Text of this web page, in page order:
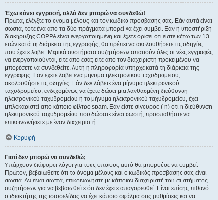
Έχω κάνει εγγραφή, αλλά δεν μπορώ να συνδεθώ!
Πρώτα, ελέγξτε το όνομα μέλους και τον κωδικό πρόσβασής σας. Εάν αυτά είναι
σωστά, τότε ένα από τα δύο πράγματα μπορεί να έχει συμβεί. Εάν η υποστήριξη
διακήρυξης COPPA είναι ενεργοποιημένη και έχετε ορίσει ότι είστε κάτω των 13
ετών κατά τη διάρκεια της εγγραφής, θα πρέπει να ακολουθήσετε τις οδηγίες
που έχετε λάβει. Μερικά συστήματα συζητήσεων απαιτούν όλες οι νέες εγγραφές
να ενεργοποιούνται, είτε από εσάς είτε από τον διαχειριστή προκειμένου να
μπορέσετε να συνδεθείτε. Αυτή η πληροφορία υπήρχε κατά τη διάρκεια της
εγγραφής. Εάν έχετε λάβει ένα μήνυμα ηλεκτρονικού ταχυδρομείου,
ακολουθήστε τις οδηγίες. Εάν δεν λάβετε ένα μήνυμα ηλεκτρονικού
ταχυδρομείου, ενδεχομένως να έχετε δώσει μια λανθασμένη διεύθυνση
ηλεκτρονικού ταχυδρομείου ή το μήνυμα ηλεκτρονικού ταχυδρομείου, έχει
μπλοκαριστεί από κάποιο φίλτρο spam. Εάν είστε σίγουρος (-η) ότι η διεύθυνση
ηλεκτρονικού ταχυδρομείου που δώσατε είναι σωστή, προσπαθήστε να
επικοινωνήσετε με έναν διαχειριστή.
Κορυφή
Γιατί δεν μπορώ να συνδεθώ;
Υπάρχουν διάφοροι λόγοι για τους οποίους αυτό θα μπορούσε να συμβεί.
Πρώτον, βεβαιωθείτε ότι το όνομα μέλους και ο κωδικός πρόσβασής σας είναι
σωστά. Αν είναι σωστά, επικοινωνήστε με κάποιον διαχειριστή του συστήματος
συζητήσεων για να βεβαιωθείτε ότι δεν έχετε απαγορευθεί. Είναι επίσης πιθανό
ο ιδιοκτήτης της ιστοσελίδας να έχει κάποιο σφάλμα στις ρυθμίσεις και να